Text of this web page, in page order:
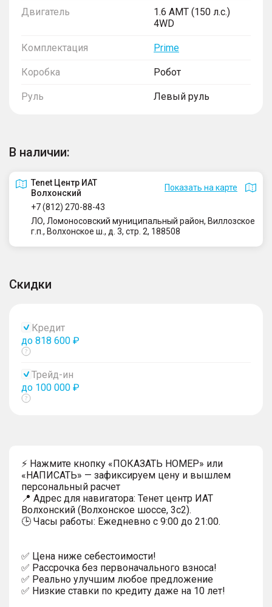
Двигатель
1.6 AMT (150 л.с.)
4WD
Комплектация Prime
Коробка Робот
Руль Левый руль
В наличии:
Tenet Центр ИАТ
Волхонский
Показать на карте
+7 (812) 270-88-43
ЛО, Ломоносовский муниципальный район, Виллозское
г.п., Волхонское ш., д. 3, стр. 2, 188508
Скидки
Кредит
до 818 600 ₽
Показать
Трейд-ин
до 100 000 ₽
Показать
⚡ Нажмите кнопку «ПОКАЗАТЬ НОМЕР» или
«НАПИСАТЬ» — зафиксируем цену и вышлем
персональный расчет
📍 Адрес для навигатора: Тенет центр ИАТ
Волхонский (Волхонское шоссе, 3с2).
🕒 Часы работы: Ежедневно с 9:00 до 21:00.
✅ Цена ниже себестоимости!
✅ Рассрочка без первоначального взноса!
✅ Реально улучшим любое предложение
✅ Низкие ставки по кредиту даже на 10 лет!